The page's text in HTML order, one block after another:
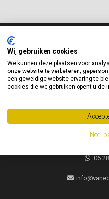
van Eck
Heeft u vragen of advies nodig,
Almere,
06
06
Wij gebruiken cookies
We kunnen deze plaatsen voor
onze website te verbeteren,
een geweldige website-ervaring te
cookies die we gebruiken opent u de
Nee,